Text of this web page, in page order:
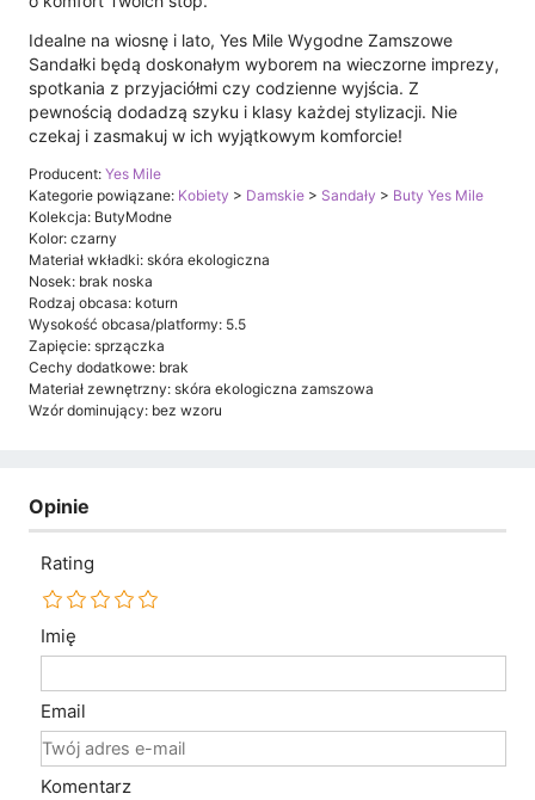
Idealne na wiosnę i lato, Yes Mile Wygodne Zamszowe
Sandałki będą doskonałym wyborem na wieczorne imprezy,
spotkania z przyjaciółmi czy codzienne wyjścia. Z
pewnością dodadzą szyku i klasy każdej stylizacji. Nie
czekaj i zasmakuj w ich wyjątkowym komforcie!
Producent: Yes Mile
Kategorie powiązane: Kobiety > Damskie > Sandały > Buty Yes Mile
Kolekcja: ButyModne
Kolor: czarny
Materiał wkładki: skóra ekologiczna
Nosek: brak noska
Rodzaj obcasa: koturn
Wysokość obcasa/platformy: 5.5
Zapięcie: sprzączka
Cechy dodatkowe: brak
Materiał zewnętrzny: skóra ekologiczna zamszowa
Wzór dominujący: bez wzoru
Opinie
Rating
Imię
Email
Komentarz